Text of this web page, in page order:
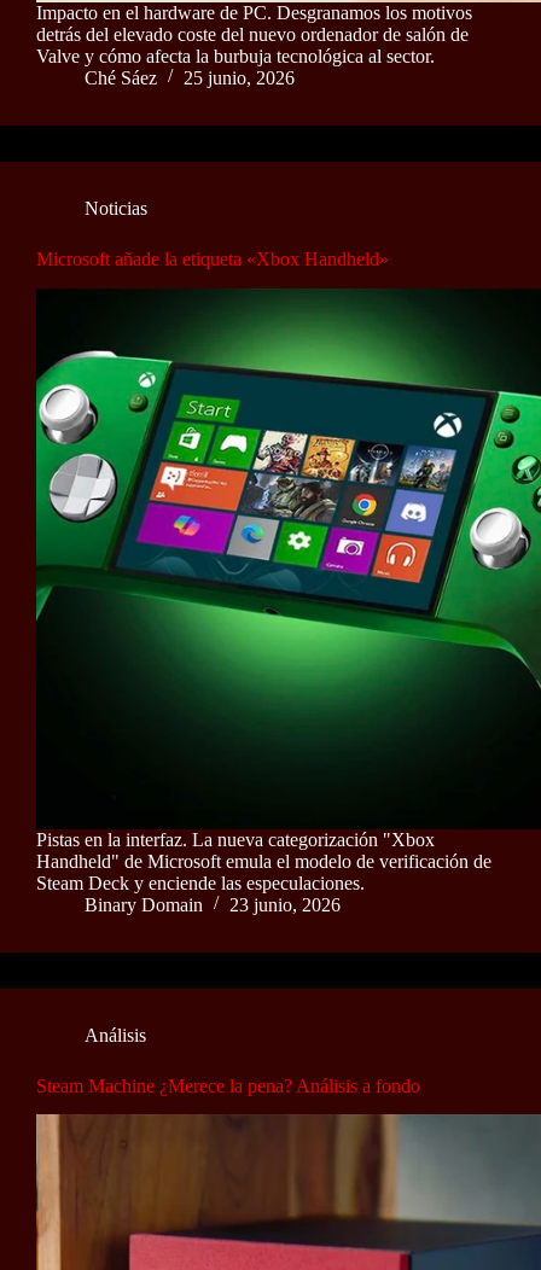
Impacto en el hardware de PC. Desgranamos los motivos
detrás del elevado coste del nuevo ordenador de salón de
Valve y cómo afecta la burbuja tecnológica al sector.
Ché Sáez
25 junio, 2026
Noticias
Microsoft añade la etiqueta «Xbox Handheld»
Pistas en la interfaz. La nueva categorización "Xbox
Handheld" de Microsoft emula el modelo de verificación de
Steam Deck y enciende las especulaciones.
Binary Domain
23 junio, 2026
Análisis
Steam Machine ¿Merece la pena? Análisis a fondo